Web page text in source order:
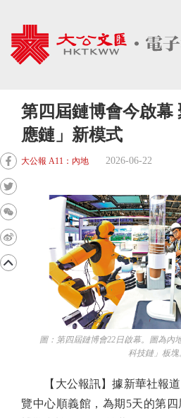
第四屆鏈博會今啟幕
應鏈」新模式
大公報 A11：內地 2026-06-22
圖：第四屆鏈博會22日啟幕。圖為內
科技鏈」板塊
【大公報訊】據新華社報道
覽中心順義館，為期5天的第